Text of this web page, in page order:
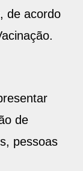
de acordo
de
pessoas